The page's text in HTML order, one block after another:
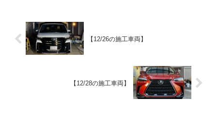
【12/26の施工車両】
【12/28の施工車両】